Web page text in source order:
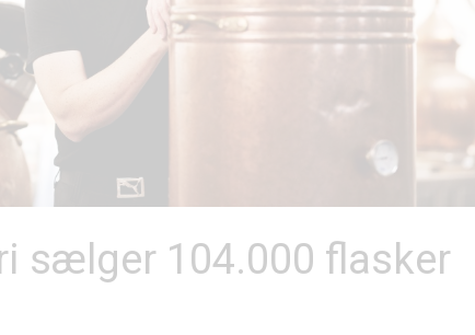
sælger 104.000 flasker